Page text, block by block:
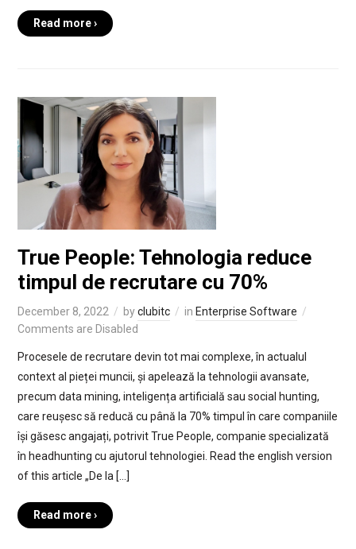
Read more ›
True People: Tehnologia reduce
timpul de recrutare cu 70%
December 8, 2022 byclubitc in Enterprise Software
Comments are Disabled
Procesele de recrutare devin tot mai complexe, în actualul
context al pieței muncii, și apelează la tehnologii avansate,
precum data mining, inteligența artificială sau social hunting,
care reușesc să reducă cu până la 70% timpul în care companiile
își găsesc angajați, potrivit True People, companie specializată
în headhunting cu ajutorul tehnologiei. Read the english version
of this article „De la […]
Read more ›